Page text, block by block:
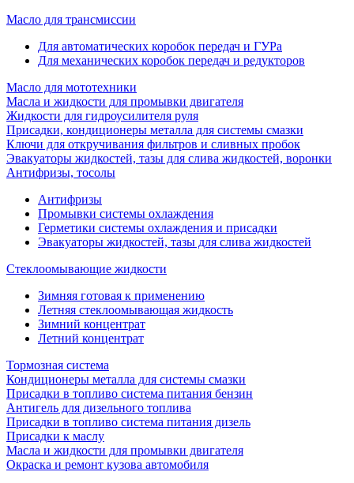
Масло для трансмиссии
Для автоматических коробок передач и ГУРа
Для механических коробок передач и редукторов
Масло для мототехники
Масла и жидкости для промывки двигателя
Жидкости для гидроусилителя руля
Присадки, кондиционеры металла для системы смазки
Ключи для откручивания фильтров и сливных пробок
Эвакуаторы жидкостей, тазы для слива жидкостей, воронки
Антифризы, тосолы
Антифризы
Промывки системы охлаждения
Герметики системы охлаждения и присадки
Эвакуаторы жидкостей, тазы для слива жидкостей
Стеклоомывающие жидкости
Зимняя готовая к применению
Летняя стеклоомывающая жидкость
Зимний концентрат
Летний концентрат
Тормозная система
Кондиционеры металла для системы смазки
Присадки в топливо система питания бензин
Антигель для дизельного топлива
Присадки в топливо система питания дизель
Присадки к маслу
Масла и жидкости для промывки двигателя
Окраска и ремонт кузова автомобиля